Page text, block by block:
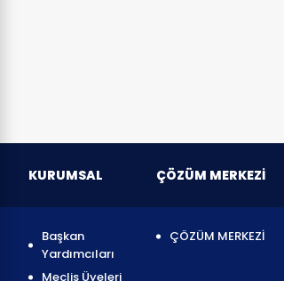
KURUMSAL
Başkan
Yardımcıları
Meclis Üyeleri
ÇÖZÜM MERKEZİ
ÇÖZÜM MERKEZİ